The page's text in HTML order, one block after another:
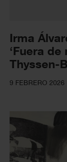
Irma
‘Fuera
Thyssen-
9 FEBRERO 2026